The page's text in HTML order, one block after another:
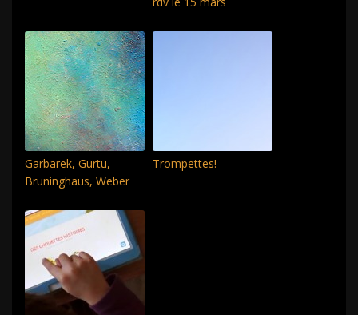
Garbarek, Gurtu,
Bruninghaus, Weber
Trompettes!